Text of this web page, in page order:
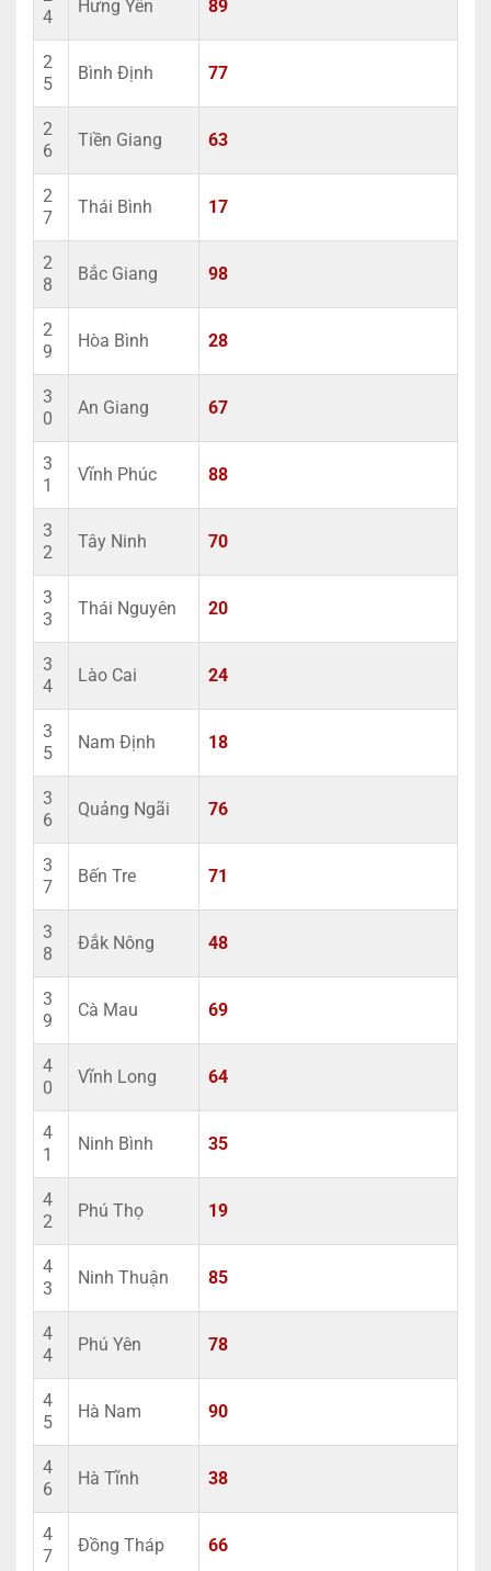
4
Hưng Yên 89
2
5
Bình Định 77
2
6
Tiền Giang 63
2
7
Thái Bình 17
2
8
Bắc Giang 98
2
9
Hòa Bình 28
3
0
An Giang 67
3
1
Vĩnh Phúc 88
3
2
Tây Ninh 70
3
3
Thái Nguyên 20
3
4
Lào Cai 24
3
5
Nam Định 18
3
6
Quảng Ngãi 76
3
7
Bến Tre 71
3
8
Đắk Nông 48
3
9
Cà Mau 69
4
0
Vĩnh Long 64
4
1
Ninh Bình 35
4
2
Phú Thọ 19
4
3
Ninh Thuận 85
4
4
Phú Yên 78
4
5
Hà Nam 90
4
6
Hà Tĩnh 38
4
7
Đồng Tháp 66